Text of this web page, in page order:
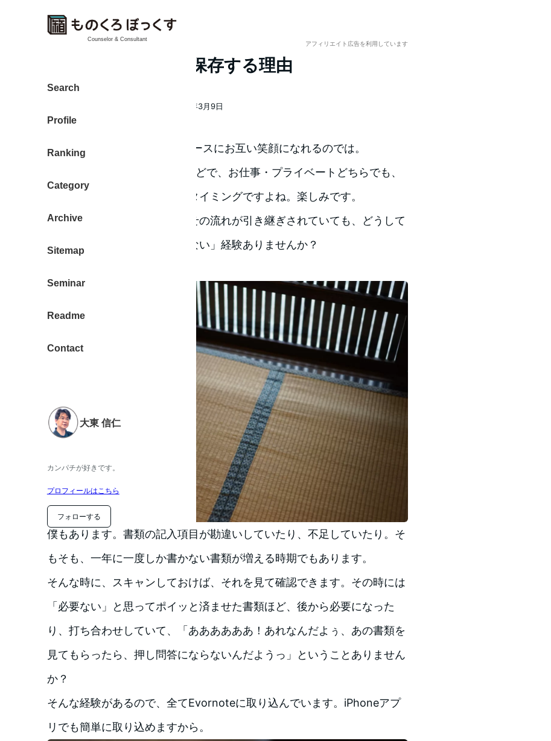
Counselor & Consultant
Search
Profile
Ranking
Category
Archive
Sitemap
Seminar
Readme
Contact
大東 信仁
カンパチが好きです。
プロフィールはこちら
フォローする
アフィリエイト広告を利用しています
Evornoteに全てを保存する理由
2015年3月9日
あーEvornoteがあれば！スムースにお互い笑顔になれるのでは。
これから、4月に向けて異動などで、お仕事・プライベートどちらでも、
新しい人との出会いが増えるタイミングですよね。楽しみです。
そんな時に、以前の打ち合わせの流れが引き継ぎされていても、どうして
も「上手く引き継ぎされていない」経験ありませんか？
僕もあります。書類の記入項目が勘違いしていたり、不足していたり。そ
もそも、一年に一度しか書かない書類が増える時期でもあります。
そんな時に、スキャンしておけば、それを見て確認できます。その時には
「必要ない」と思ってポイッと済ませた書類ほど、後から必要になった
り、打ち合わせしていて、「ああああああ！あれなんだよぅ、あの書類を
見てもらったら、押し問答にならないんだようっ」ということありません
か？
そんな経験があるので、全てEvornoteに取り込んでいます。iPhoneアプ
リでも簡単に取り込めますから。